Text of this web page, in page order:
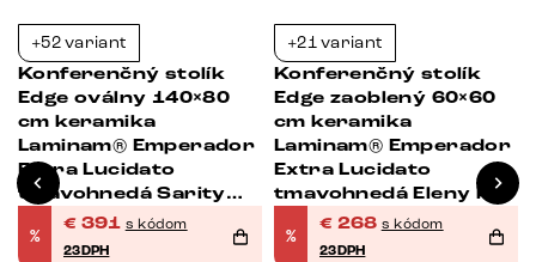
+52 variant
Konferenčný stolík
Edge oválny 140×80
cm keramika
Laminam® Emperador
Extra Lucidato
tmavohnedá Sarity
kov čierna
%
€ 391 s kódom
23DPH
+21 variant
Konferenčný stolík
Edge zaoblený 60×60
cm keramika
Laminam® Emperador
Extra Lucidato
tmavohnedá Eleny kov
čierna
%
€ 268 s kódom
23DPH